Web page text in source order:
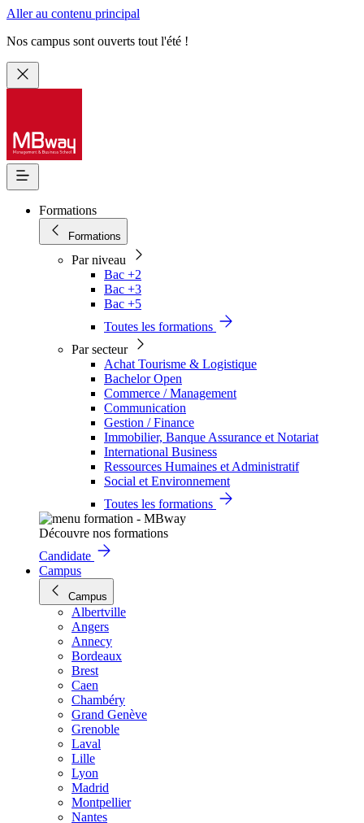
Aller au contenu principal
Nos campus sont ouverts tout l'été !
Formations
Formations
Par niveau
Bac +2
Bac +3
Bac +5
Toutes les formations
Par secteur
Achat Tourisme & Logistique
Bachelor Open
Commerce / Management
Communication
Gestion / Finance
Immobilier, Banque Assurance et Notariat
International Business
Ressources Humaines et Administratif
Social et Environnement
Toutes les formations
Découvre nos formations
Candidate
Campus
Campus
Albertville
Angers
Annecy
Bordeaux
Brest
Caen
Chambéry
Grand Genève
Grenoble
Laval
Lille
Lyon
Madrid
Montpellier
Nantes